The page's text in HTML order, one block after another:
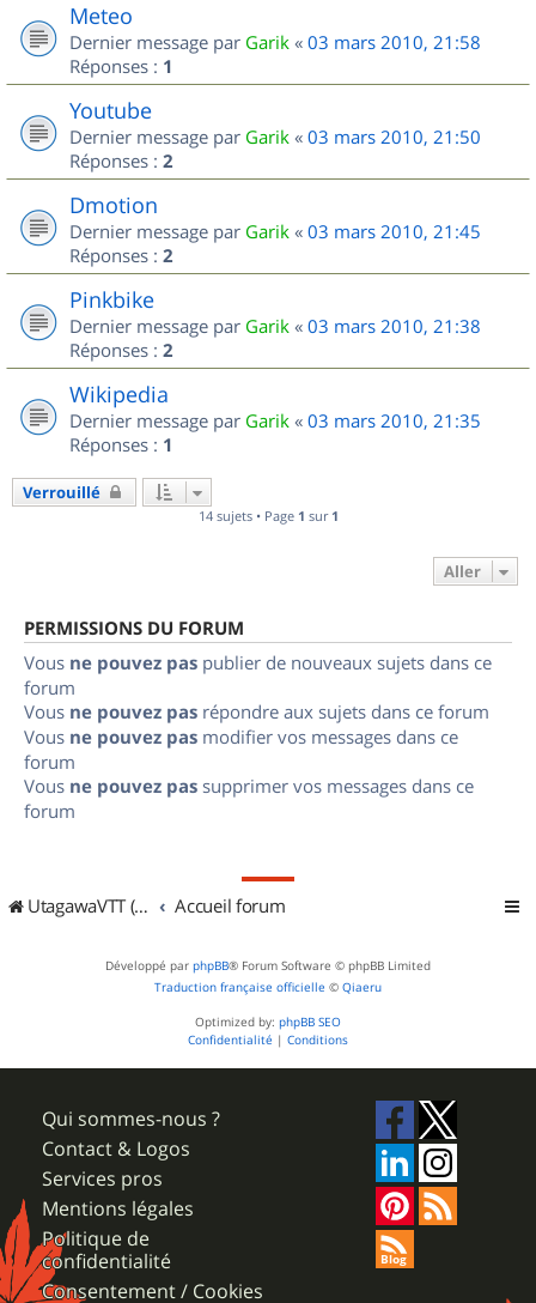
Meteo
Dernier message par Garik « 03 mars 2010, 21:58
Réponses : 1
Youtube
Dernier message par Garik « 03 mars 2010, 21:50
Réponses : 2
Dmotion
Dernier message par Garik « 03 mars 2010, 21:45
Réponses : 2
Pinkbike
Dernier message par Garik « 03 mars 2010, 21:38
Réponses : 2
Wikipedia
Dernier message par Garik « 03 mars 2010, 21:35
Réponses : 1
Verrouillé
14 sujets • Page 1 sur 1
Aller
PERMISSIONS DU FORUM
Vous ne pouvez pas publier de nouveaux sujets dans ce
forum
Vous ne pouvez pas répondre aux sujets dans ce forum
Vous ne pouvez pas modifier vos messages dans ce
forum
Vous ne pouvez pas supprimer vos messages dans ce
forum
UtagawaVTT (Randos VTT et VTTAE avec traces GPS) Accueil forum
Développé par phpBB® Forum Software © phpBB Limited
Traduction française officielle © Qiaeru
Optimized by: phpBB SEO
Confidentialité | Conditions
Qui sommes-nous ?
Contact & Logos
Services pros
Mentions légales
Politique de
confidentialité
Consentement / Cookies